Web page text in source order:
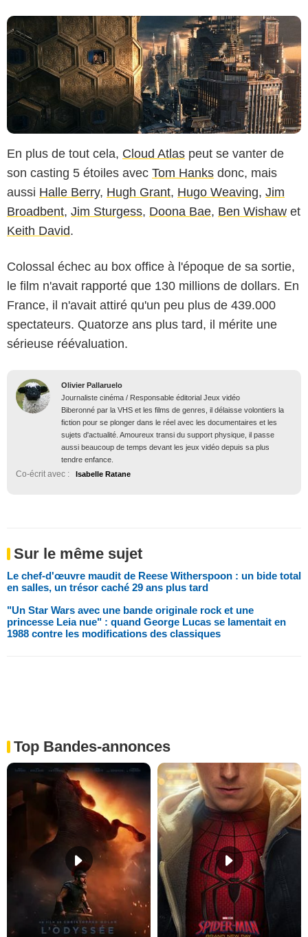
En plus de tout cela, Cloud Atlas peut se vanter de
son casting 5 étoiles avec Tom Hanks donc, mais
aussi Halle Berry, Hugh Grant, Hugo Weaving, Jim
Broadbent, Jim Sturgess, Doona Bae, Ben Wishaw et
Keith David.
Colossal échec au box office à l'époque de sa sortie,
le film n'avait rapporté que 130 millions de dollars. En
France, il n'avait attiré qu'un peu plus de 439.000
spectateurs. Quatorze ans plus tard, il mérite une
sérieuse réévaluation.
Olivier Pallaruelo
Journaliste cinéma / Responsable éditorial Jeux vidéo
Biberonné par la VHS et les films de genres, il délaisse volontiers la
fiction pour se plonger dans le réel avec les documentaires et les
sujets d'actualité. Amoureux transi du support physique, il passe
aussi beaucoup de temps devant les jeux vidéo depuis sa plus
tendre enfance.
Co-écrit avec : Isabelle Ratane
Sur le même sujet
Le chef-d'œuvre maudit de Reese Witherspoon : un bide total
en salles, un trésor caché 29 ans plus tard
"Un Star Wars avec une bande originale rock et une
princesse Leia nue" : quand George Lucas se lamentait en
1988 contre les modifications des classiques
Top Bandes-annonces